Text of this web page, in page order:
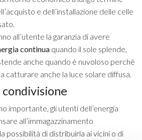
e dell’installazione delle celle
all’utente la garanzia di avere
continua quando il sole splende,
anche quando è nuvoloso perché
catturare anche la luce solare diffusa.
importante, gli utenti dell’energia
all’immagazzinamento
possibilità di distribuirla ai vicini o di